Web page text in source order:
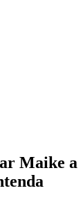
Maike a